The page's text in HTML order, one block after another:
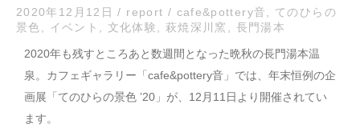
2020年12月12日/ report / cafe&pottery音
てのひらの
景色
イベント 文化体験 萩焼深川窯 長門湯本
2020年も残すところあと数週間となった晩秋の長門湯本温
泉。カフェギャラリー「cafe&pottery音」では、年末恒例の企
画展「てのひらの景色 ’20」が、12月11日より開催されてい
ます。